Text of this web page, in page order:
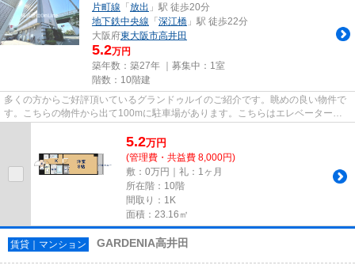
片町線 「放出 」駅 徒歩20分
地下鉄中央線 「深江橋 」駅 徒歩22分
大阪府東大阪市高井田
5.2万円
築年数：築27年 ｜募集中： 1室
階数：10階建
多くの方からご好評頂いているグランドゥルイのご紹介です。眺めの良い物件で
す。こちらの物件から出て100mに駐車場があります。こちらはエレベーター付
き物件です。できるだけ早めに...
5.2万円
(管理費・共益費 8,000円)
敷：0万円｜礼：1ヶ月
所在階：10階
間取り：1K
面積：23.16㎡
賃貸｜マンション GARDENIA高井田